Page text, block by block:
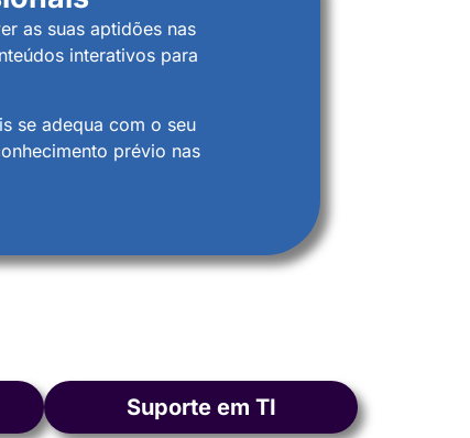
as suas aptidões nas
interativos para
se adequa com o seu
prévio nas
Suporte em TI